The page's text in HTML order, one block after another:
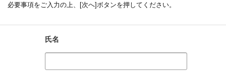
必要事項をご入力の上、[次へ]ボタンを押してください。
氏名